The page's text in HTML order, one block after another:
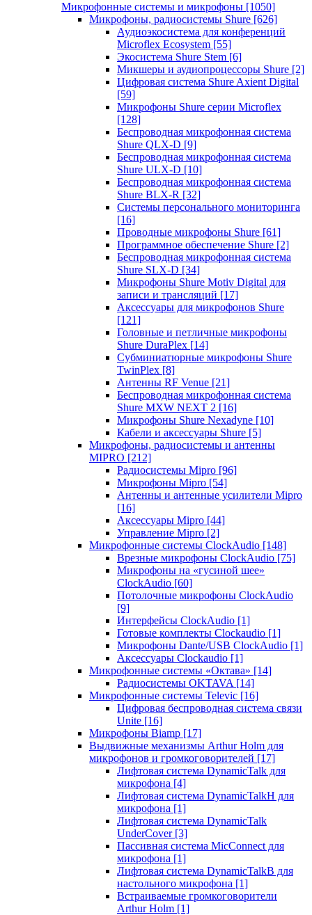
Микрофонные системы и микрофоны [1050]
Микрофоны, радиосистемы Shure [626]
Аудиоэкосистема для конференций
Microflex Ecosystem [55]
Экосистема Shure Stem [6]
Микшеры и аудиопроцессоры Shure [2]
Цифровая система Shure Axient Digital
[59]
Микрофоны Shure серии Microflex
[128]
Беспроводная микрофонная система
Shure QLX-D [9]
Беспроводная микрофонная система
Shure ULX-D [10]
Беспроводная микрофонная система
Shure BLX-R [32]
Системы персонального мониторинга
[16]
Проводные микрофоны Shure [61]
Программное обеспечение Shure [2]
Беспроводная микрофонная система
Shure SLX-D [34]
Микрофоны Shure Motiv Digital для
записи и трансляций [17]
Аксессуары для микрофонов Shure
[121]
Головные и петличные микрофоны
Shure DuraPlex [14]
Субминиатюрные микрофоны Shure
TwinPlex [8]
Антенны RF Venue [21]
Беспроводная микрофонная система
Shure MXW NEXT 2 [16]
Микрофоны Shure Nexadyne [10]
Кабели и аксессуары Shure [5]
Микрофоны, радиосистемы и антенны
MIPRO [212]
Радиосистемы Mipro [96]
Микрофоны Mipro [54]
Антенны и антенные усилители Mipro
[16]
Аксессуары Mipro [44]
Управление Mipro [2]
Микрофонные системы ClockAudio [148]
Врезные микрофоны ClockAudio [75]
Микрофоны на «гусиной шее»
ClockAudio [60]
Потолочные микрофоны ClockAudio
[9]
Интерфейсы ClockAudio [1]
Готовые комплекты Clockaudio [1]
Микрофоны Dante/USB ClockAudio [1]
Аксессуары Clockaudio [1]
Микрофонные системы «Октава» [14]
Радиосистемы OKTAVA [14]
Микрофонные системы Televic [16]
Цифровая беспроводная система связи
Unite [16]
Микрофоны Biamp [17]
Выдвижные механизмы Arthur Holm для
микрофонов и громкоговорителей [17]
Лифтовая система DynamicTalk для
микрофона [4]
Лифтовая система DynamicTalkH для
микрофона [1]
Лифтовая система DynamicTalk
UnderCover [3]
Пассивная система MicConnect для
микрофона [1]
Лифтовая система DynamicTalkB для
настольного микрофона [1]
Встраиваемые громкоговорители
Arthur Holm [1]